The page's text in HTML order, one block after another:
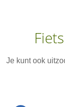
Je kunt ook